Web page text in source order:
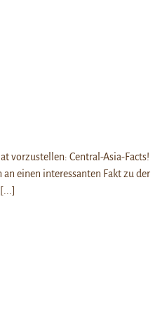
vorzustellen: Central-Asia-Facts!
einen interessanten Fakt zu der
[...]